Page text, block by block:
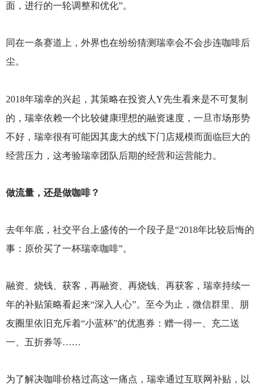
面，进行的一轮调整和优化”。
同在一条赛道上，外界也在纷纷猜测瑞幸会不会步连咖啡后
尘。
2018年瑞幸的兴起，其策略在投资人Y先生看来是不可复制
的，瑞幸依赖一个比较健康理想的融资速度，一旦市场形势
不好，瑞幸很有可能因其庞大的线下门店规模而面临巨大的
经营压力，这考验瑞幸团队后期的经营和运营能力。
做流量，还是做咖啡？
去年年底，社交平台上盛传的一个段子是“2018年比较后悔的
事：原价买了一杯瑞幸咖啡”。
融资、烧钱、获客，再融资、再烧钱、再获客，瑞幸持续一
年的补贴策略看起来“深入人心”。至今为止，微信群里、朋
友圈里依旧充斥着“小蓝杯”的优惠券：赠一得一、充二送
一、五折券等……
为了解决咖啡价格过高这一痛点，瑞幸通过互联网补贴，以